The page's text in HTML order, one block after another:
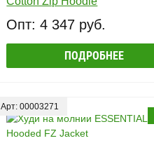
Опт: 4 347 руб.
ПОДРОБНЕЕ
Арт: 00003271